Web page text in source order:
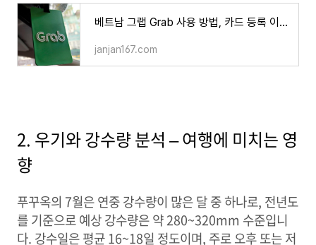
베트남 그랩 Grab 사용 방법, 카드 등록 이용 요금 할인 쿠폰 주의사항
janjan167.com
2. 우기와 강수량 분석 – 여행에 미치는 영
향
푸꾸옥의 7월은 연중 강수량이 많은 달 중 하나로, 전년도
를 기준으로 예상 강수량은 약 280~320mm 수준입니
다. 강수일은 평균 16~18일 정도이며, 주로 오후 또는 저